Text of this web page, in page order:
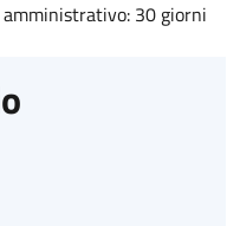
30 giorni